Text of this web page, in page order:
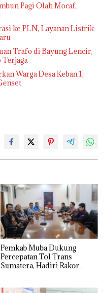
Pagi Olah Mocaf,
ke PLN, Layanan Listrik
Trafo di Bayung Lencir,
Terjaga
Warga Desa Keban 1,
Pemkab Muba Dukung
Percepatan Tol Trans
Sumatera, Hadiri Rakor